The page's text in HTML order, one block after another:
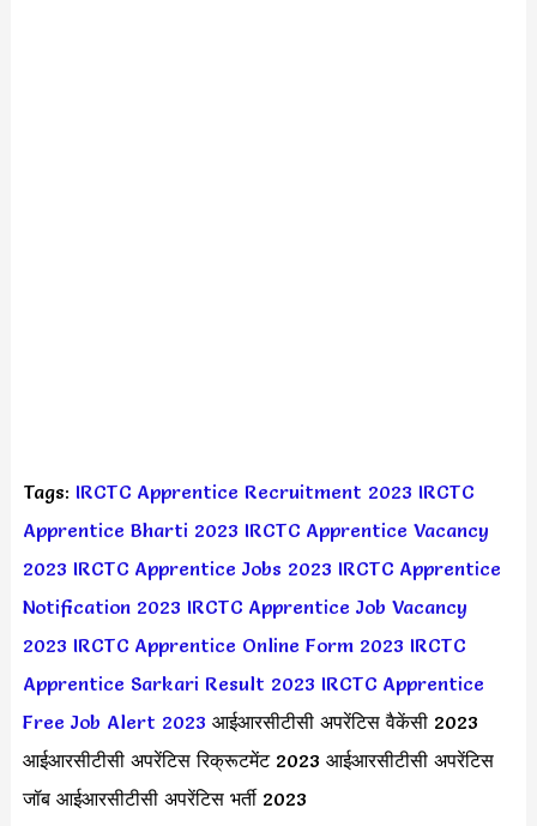
Tags: IRCTC Apprentice Recruitment 2023 IRCTC
Apprentice Bharti 2023 IRCTC Apprentice Vacancy
2023 IRCTC Apprentice Jobs 2023 IRCTC Apprentice
Notification 2023 IRCTC Apprentice Job Vacancy
2023 IRCTC Apprentice Online Form 2023 IRCTC
Apprentice Sarkari Result 2023 IRCTC Apprentice
Free Job Alert 2023 आईआरसीटीसी अपरेंटिस वैकेंसी 2023
आईआरसीटीसी अपरेंटिस रिक्रूटमेंट 2023 आईआरसीटीसी अपरेंटिस
जॉब आईआरसीटीसी अपरेंटिस भर्ती 2023